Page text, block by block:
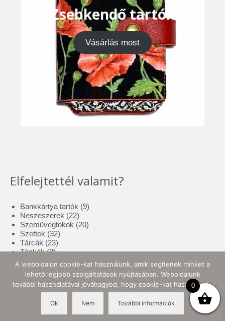
Zsebkendő tartók
Vásárlás most
Elfelejtettél valamit?
Bankkártya tartók 99
Neszeszerek 2222
termék
Szemüvegtokok 2020
Szettek 3232
termék
Tárcák 2323
termék
Táskák 88
termék
Tolltartók
termék
Tote bag
3
termék
Zsebkendő tartók 1010
termék
0
A weboldalon cookie-kat használunk, amik segítenek minket a
lehető legjobb szolgáltatások nyújtásában. Weboldalunk
további használatával jóváhagyod, hogy cookie-kat használjunk.
Ok Nem További információk